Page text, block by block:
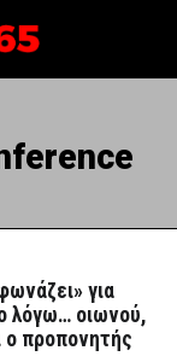
για
λόγω… οιωνού,
ο προπονητής